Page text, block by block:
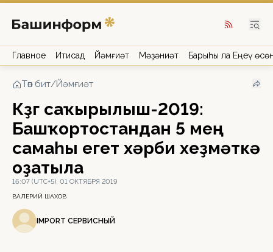
Главное Иҡтисад Йәмғиәт Мәҙәниәт Барыһы ла Еңеү
Төп бит/Йәмғиәт
Көҙгө саҡырылыш-2019:
Башҡортостандан 5 мең
самаһы егет хәрби хеҙмәткә
оҙатыла
16:07 (UTC+5), 01 ОКТЯБРЯ 2019
ВАЛЕРИЙ ШАХОВ
IMPORT СЕРВИСНЫЙ